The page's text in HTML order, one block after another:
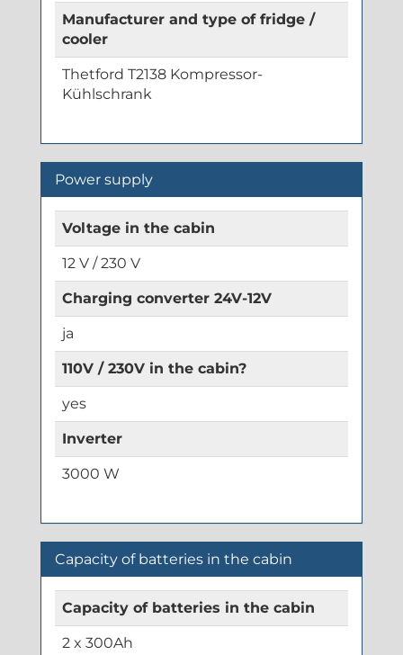
Manufacturer and type of fridge /
cooler
Thetford T2138 Kompressor-
Kühlschrank
Power supply
Voltage in the cabin
12 V / 230 V
Charging converter 24V-12V
ja
110V / 230V in the cabin?
yes
Inverter
3000 W
Capacity of batteries in the cabin
Capacity of batteries in the cabin
2 x 300Ah